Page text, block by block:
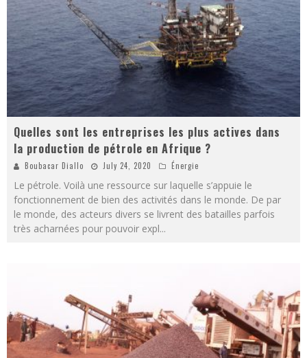
Quelles sont les entreprises les plus actives dans
la production de pétrole en Afrique ?
Boubacar Diallo July 24, 2020 Énergie
Le pétrole. Voilà une ressource sur laquelle s’appuie le
fonctionnement de bien des activités dans le monde. De par
le monde, des acteurs divers se livrent des batailles parfois
très acharnées pour pouvoir expl...